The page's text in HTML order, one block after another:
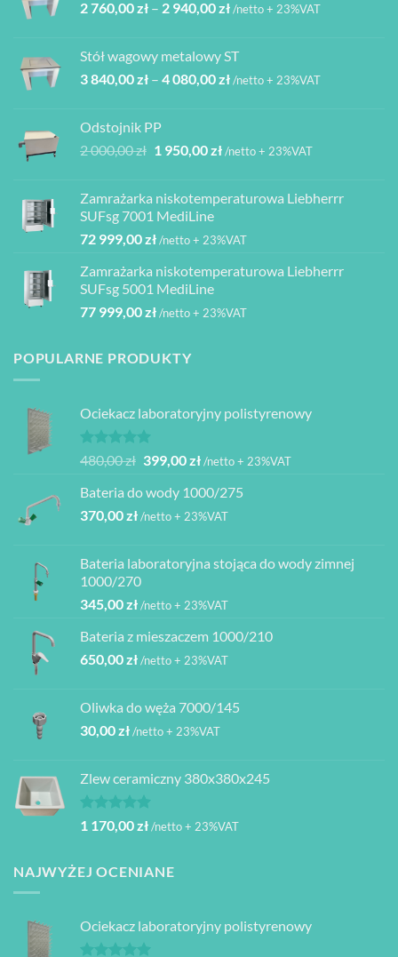
850,00 zł. 165,00 zł.
2 760,00zł – 2 940,00złZakres
2
760,00 zł
/netto + 23%VAT
Stół wagowy metalowy ST
3 840,00zł – 4 080,00złZakres
840,00 zł
080,00 zł
/netto + 23%VAT
Odstojnik PP
2 000,00zł Pierwotna
2
000,00 zł.
1 950,00złAktualna
1
/netto + 23%VAT
Zamrażarka niskotemperaturowa Liebherrr
SUFsg 7001 MediLine
72 999,00zł/netto + 23%VAT
Zamrażarka niskotemperaturowa Liebherrr
SUFsg 5001 MediLine
77 999,00zł/netto + 23%VAT
POPULARNE PRODUKTY
Ociekacz laboratoryjny polistyrenowy
Oceniono
na 5
480,00zł Pierwotna
wynosiła:
480,00 zł.
399,00złAktualna
wynosi:
399,00 zł.
/netto + 23%VAT
Bateria do wody 1000/275
370,00zł/netto + 23%VAT
Bateria laboratoryjna stojąca do wody zimnej
1000/270
345,00zł/netto + 23%VAT
Bateria z mieszaczem 1000/210
650,00zł/netto + 23%VAT
Oliwka do węża 7000/145
30,00zł/netto + 23%VAT
Zlew ceramiczny 380x380x245
Oceniono
na 5
1 170,00zł/netto + 23%VAT
NAJWYŻEJ OCENIANE
Ociekacz laboratoryjny polistyrenowy